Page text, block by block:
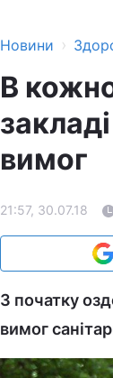
Новини ›
В
вимог
21:57, 30.07.18
З початку
вимог